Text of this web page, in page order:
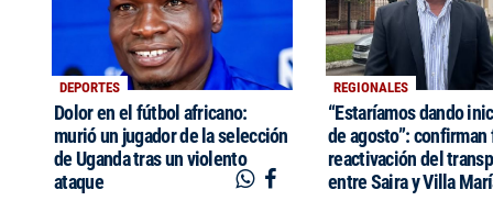
DEPORTES
Dolor en el fútbol africano:
murió un jugador de la selección
de Uganda tras un violento
ataque
REGIONALES
“Estaríamos dando
de agosto”: confirman
reactivación del
entre Saira y Villa